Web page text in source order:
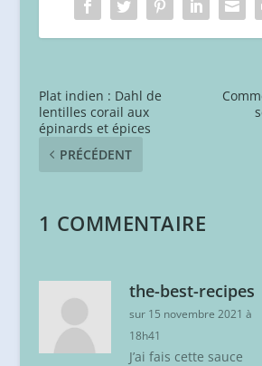
Plat indien : Dahl de
lentilles corail aux
épinards et épices
PRÉCÉDENT
1 COMMENTAIRE
the-best-recipes
sur 15 novembre 2021 à
18h41
J’ai fais cette sauce